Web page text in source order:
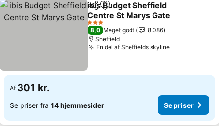
Del Føj til favoritter
ibis Budget Sheffield
Centre St Marys Gate
3 Stjerner
8,0 Meget godt
8.086
Sheffield
En del af Sheffields skyline
Af 301 kr.
Se priser fra 14 hjemmesider Se priser